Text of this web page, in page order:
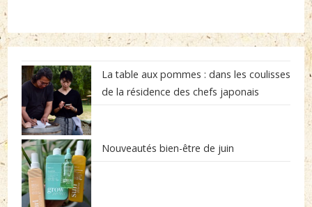
La table aux pommes : dans les coulisses
de la résidence des chefs japonais
Nouveautés bien-être de juin